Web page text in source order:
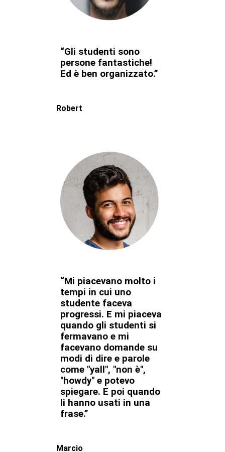
“Gli studenti sono
persone fantastiche!
Ed è ben organizzato.”
Robert
“Mi piacevano molto i
tempi in cui uno
studente faceva
progressi. E mi piaceva
quando gli studenti si
fermavano e mi
facevano domande su
modi di dire e parole
come "yall", "non è",
"howdy" e potevo
spiegare. E poi quando
li hanno usati in una
frase.”
Marcio